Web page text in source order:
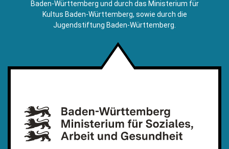
Baden-Württemberg und durch das Ministerium für
Kultus Baden-Württemberg, sowie durch die
Jugendstiftung Baden-Württemberg.